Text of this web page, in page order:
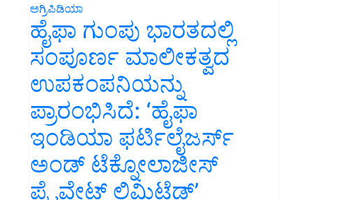
ಅಗ್ರಿಪಿಡಿಯಾ
ಹೈಫಾ ಗುಂಪು ಭಾರತದಲ್ಲಿ
ಸಂಪೂರ್ಣ ಮಾಲೀಕತ್ವದ
ಉಪಕಂಪನಿಯನ್ನು
ಪ್ರಾರಂಭಿಸಿದೆ: ‘ಹೈಫಾ
ಇಂಡಿಯಾ ಫರ್ಟಿಲೈಜರ್ಸ್
ಅಂಡ್ ಟೆಕ್ನೋಲಾಜೀಸ್
ಪ್ರೈವೇಟ್ ಲಿಮಿಟೆಡ್’